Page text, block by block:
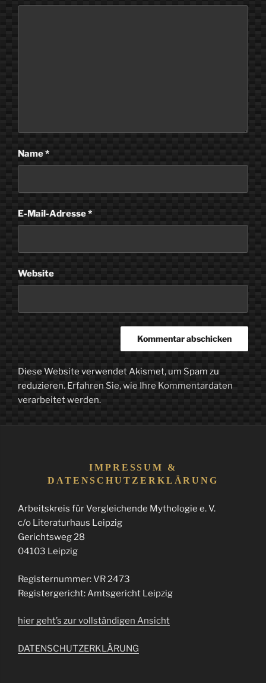
Name*
E-Mail-Adresse*
Website
Diese Website verwendet Akismet, um Spam zu
reduzieren. Erfahren Sie, wie Ihre Kommentardaten
verarbeitet werden.
IMPRESSUM &
DATENSCHUTZERKLÄRUNG
Arbeitskreis für Vergleichende Mythologie e. V.
c/o Literaturhaus Leipzig
Gerichtsweg 28
04103 Leipzig
Registernummer: VR 2473
Registergericht: Amtsgericht Leipzig
hier geht’s zur vollständigen Ansicht
DATENSCHUTZERKLÄRUNG